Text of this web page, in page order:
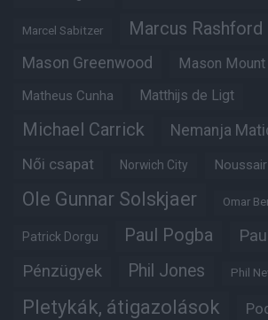
Marcel Sabitzer Marcus Rashford
Mason Greenwood Mason Mount
Matheus Cunha Matthijs de Ligt
Michael Carrick Nemanja
Női csapat Norwich City
Ole Gunnar Solskjaer Omar
Patrick Dorgu Paul Pogba
Pénzügyek Phil Jones Phil
Pletykák, átigazolások